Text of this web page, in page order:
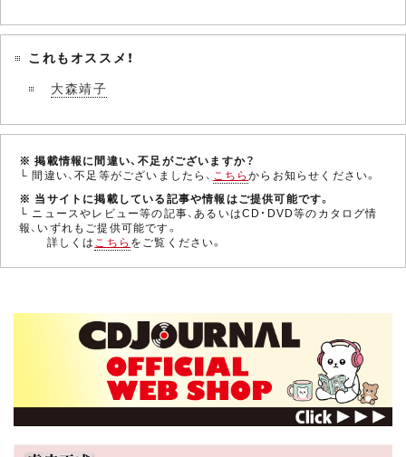
これもオススメ！
大森靖子
※ 掲載情報に間違い、不足がございますか？
└ 間違い、不足等がございましたら、 こちらからお知らせください。
※ 当サイトに掲載している記事や情報はご提供可能です。
└ ニュースやレビュー等の記事、あるいはCD・DVD等のカタログ情
報、いずれもご提供可能です。
詳しくはこちら をご覧ください。